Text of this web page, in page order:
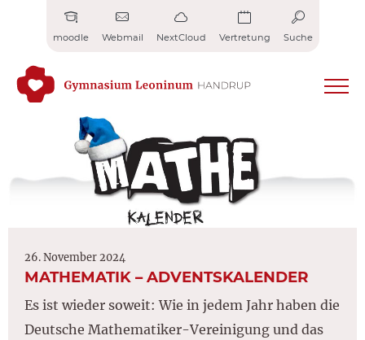
moodle Webmail NextCloud Vertretung Suche
26. November 2024
MATHEMATIK – ADVENTSKALENDER
Es ist wieder soweit: Wie in jedem Jahr haben die
Deutsche Mathematiker-Vereinigung und das